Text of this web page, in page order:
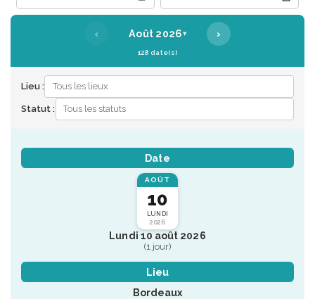
‹ Août 2026▾ ›
128 date(s)
Lieu :
Statut :
Date
AOÛT
10
LUNDI
2026
Lundi 10 août 2026
(1 jour)
Lieu
Bordeaux